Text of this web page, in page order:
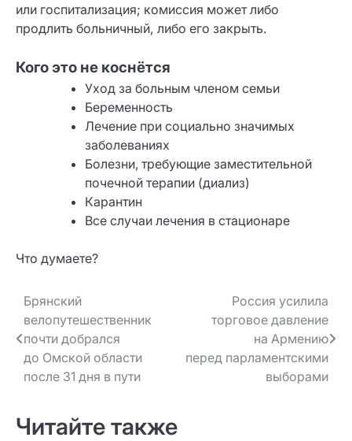
или госпитализация; комиссия может либо
продлить больничный, либо его закрыть.
Кого это не коснётся
Уход за больным членом семьи
Беременность
Лечение при социально значимых
заболеваниях
Болезни, требующие заместительной
почечной терапии (диализ)
Карантин
Все случаи лечения в стационаре
Что думаете?
Навигация
по записям
Брянский
велопутешественник
почти добрался
до Омской области
после 31 дня в пути
Россия усилила
торговое давление
на Армению
перед парламентскими
выборами
Читайте также